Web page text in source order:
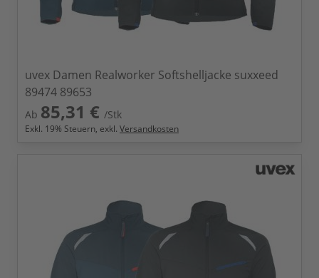
uvex Damen Realworker Softshelljacke suxxeed
89474 89653
Ab 85,31 € /Stk
Exkl. 19% Steuern, exkl. Versandkosten